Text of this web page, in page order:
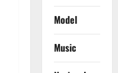
Model
Music